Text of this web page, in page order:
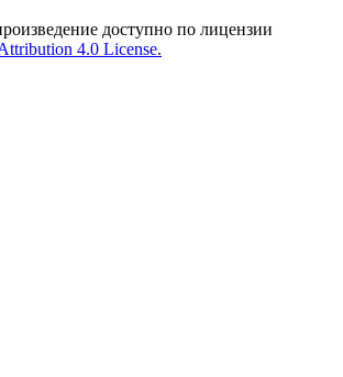
доступно по лицензии
4.0 License.